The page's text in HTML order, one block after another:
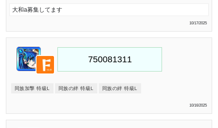
大和a募集してます
10/17/2025
同族加撃 特級L 同族の絆 特級L 同族の絆 特級L
10/16/2025